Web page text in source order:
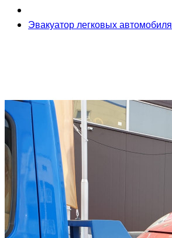
Эвакуатор легковых автомобиля